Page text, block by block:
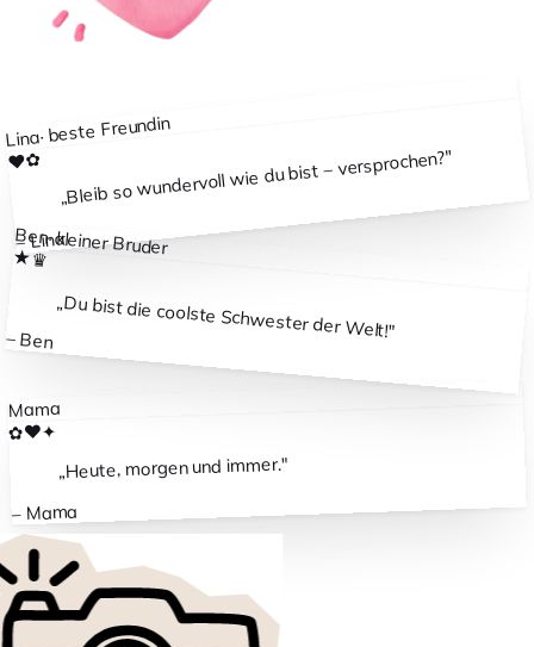
Lina· beste Freundin
❤✿
„Bleib so wundervoll wie du bist – versprochen?"
–Lina
Ben·kleiner Bruder
★♛
„Du bist die coolste Schwester der Welt!"
–Ben
Mama
✿❤✦
„Heute, morgen und immer."
– Mama